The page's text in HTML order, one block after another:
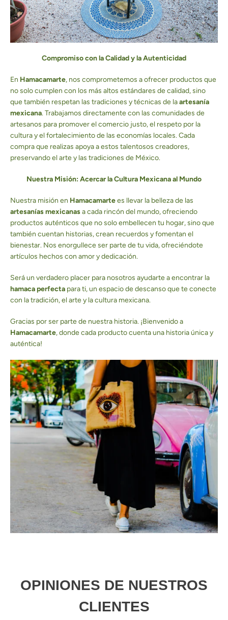
Compromiso con la Calidad y la Autenticidad
En Hamacamarte, nos comprometemos a ofrecer productos que
no solo cumplen con los más altos estándares de calidad, sino
que también respetan las tradiciones y técnicas de laartesanía
mexicana. Trabajamos directamente con las comunidades de
artesanos para promover el comercio justo, el respeto por la
cultura y el fortalecimiento de las economías locales. Cada
compra que realizas apoya a estos talentosos creadores,
preservando el arte y las tradiciones de México.
Nuestra Misión: Acercar la Cultura Mexicana al Mundo
Nuestra misión en Hamacamartees llevar la belleza de las
artesanías mexicanasa cada rincón del mundo, ofreciendo
productos auténticos que no solo embellecen tu hogar, sino que
también cuentan historias, crean recuerdos y fomentan el
bienestar. Nos enorgullece ser parte de tu vida, ofreciéndote
artículos hechos con amor y dedicación.
Será un verdadero placer para nosotros ayudarte a encontrar la
hamaca perfecta para ti, un espacio de descanso que te conecte
con la tradición, el arte y la cultura mexicana.
Gracias por ser parte de nuestra historia. ¡Bienvenido a
Hamacamarte, donde cada producto cuenta una historia única y
auténtica!
OPINIONES DE NUESTROS
CLIENTES